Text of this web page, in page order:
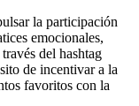
la participación
emocionales,
del hashtag
de incentivar a la
favoritos con la